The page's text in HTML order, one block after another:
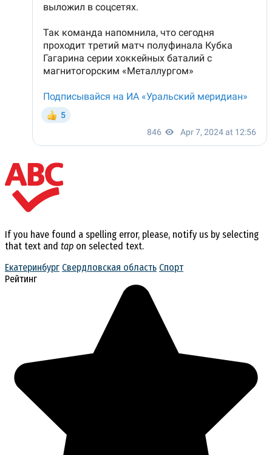
If you have found a spelling error, please, notify us by selecting
that text and tap on selected text.
Екатеринбург Свердловская область Спорт
Рейтинг